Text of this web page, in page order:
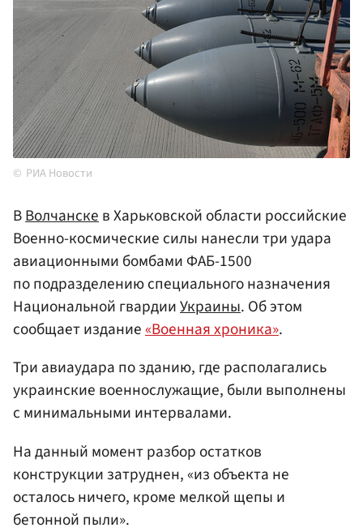
РИА Новости
ВВолчанскев Харьковской области российские
Военно-космические силы нанесли три удара
авиационными бомбами ФАБ-1500
по подразделению специального назначения
Национальной гвардииУкраины. Об этом
сообщает издание«Военная хроника».
Три авиаудара по зданию, где располагались
украинские военнослужащие, были выполнены
с минимальными интервалами.
На данный момент разбор остатков
конструкции затруднен, «из объекта не
осталось ничего, кроме мелкой щепы и
бетонной пыли».